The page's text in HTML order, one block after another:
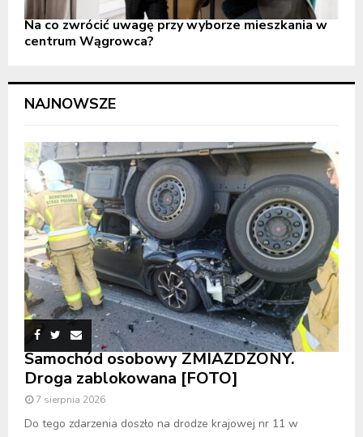
Na co zwrócić uwagę przy wyborze mieszkania w
centrum Wągrowca?
NAJNOWSZE
Samochód osobowy ZMIAŻDŻONY.
Droga zablokowana [FOTO]
7 sierpnia 2026
Do tego zdarzenia doszło na drodze krajowej nr 11 w